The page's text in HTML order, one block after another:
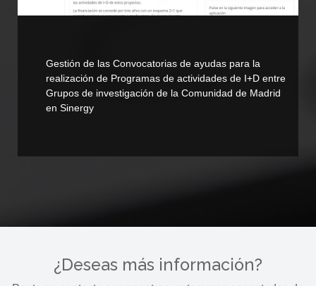
Gestión de las Convocatorias de ayudas para la
realización de Programas de actividades de I+D entre
Grupos de investigación de la Comunidad de Madrid
en Sinergy
¿Deseas más información?